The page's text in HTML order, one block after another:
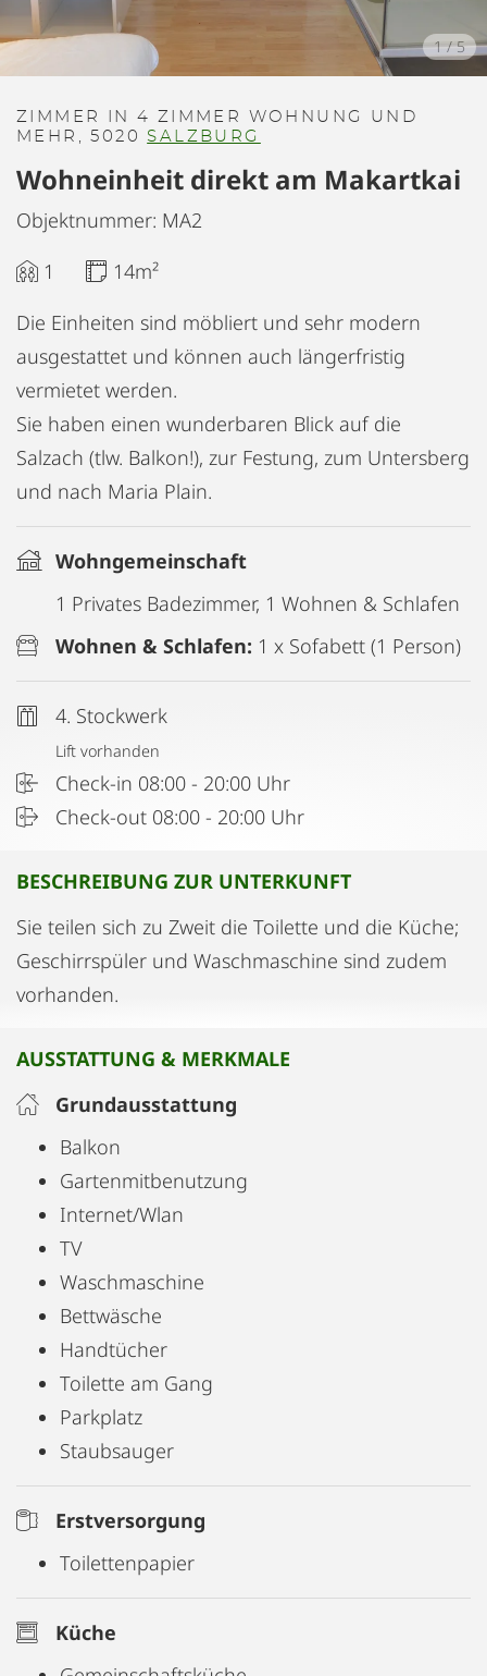
1/5
ZIMMER IN 4 ZIMMER WOHNUNG UND
MEHR, 5020 SALZBURG
Wohneinheit direkt am Makartkai
Objektnummer: MA2
1
14m²
Die Einheiten sind möbliert und sehr modern
ausgestattet und können auch längerfristig
vermietet werden.
Sie haben einen wunderbaren Blick auf die
Salzach (tlw. Balkon!), zur Festung, zum Untersberg
und nach Maria Plain.
Wohngemeinschaft
1 Privates Badezimmer, 1 Wohnen & Schlafen
Wohnen & Schlafen: 1 x Sofabett (1 Person)
4. Stockwerk
Lift vorhanden
Check-in 08:00 - 20:00 Uhr
Check-out 08:00 - 20:00 Uhr
BESCHREIBUNG ZUR UNTERKUNFT
Sie teilen sich zu Zweit die Toilette und die Küche;
Geschirrspüler und Waschmaschine sind zudem
vorhanden.
AUSSTATTUNG & MERKMALE
Grundausstattung
Balkon
Gartenmitbenutzung
Internet/Wlan
TV
Waschmaschine
Bettwäsche
Handtücher
Toilette am Gang
Parkplatz
Staubsauger
Erstversorgung
Toilettenpapier
Küche